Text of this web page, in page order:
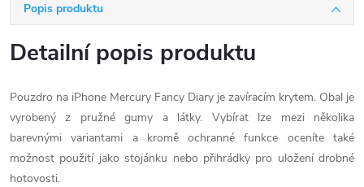
Popis produktu
Detailní popis produktu
Pouzdro na iPhone Mercury Fancy Diary je zavíracím krytem. Obal je
vyrobený z pružné gumy a látky. Vybírat lze mezi několika
barevnými variantami a kromě ochranné funkce oceníte také
možnost použití jako stojánku nebo přihrádky pro uložení drobné
hotovosti.